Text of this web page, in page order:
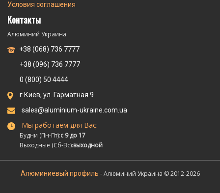
Условия соглашения
Контакты
Алюминий Украина
+38 (068) 736 7777
+38 (096) 736 7777
0 (800) 50 4444
г.Киев, ул. Гарматная 9
sales@aluminium-ukraine.com.ua
Мы работаем для Вас:
Будни (Пн-Пт):с 9 до 17
Выходные (Сб-Вс):выходной
Алюминиевый профиль - Алюминий Украина © 2012-2026